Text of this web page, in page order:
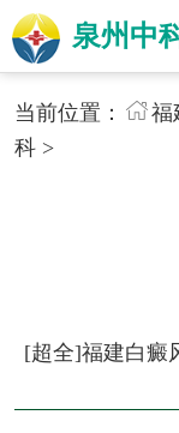
泉州中
当前位置： 福
科>
[超全]福建白癜